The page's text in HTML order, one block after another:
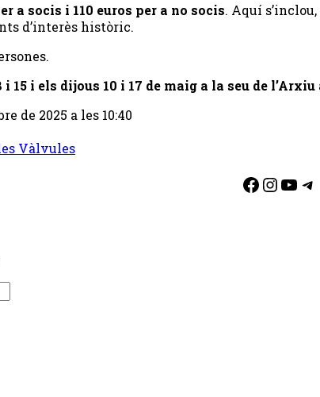
a socis i 110 euros per a no socis. Aquí
d’interès històric.
i els dijous 10 i 17 de maig a la seu de l’Arxiu
de 2025 a les 10:40
Vàlvules
Facebook